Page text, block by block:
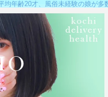
均年齢20才、風俗未経験の娘が多